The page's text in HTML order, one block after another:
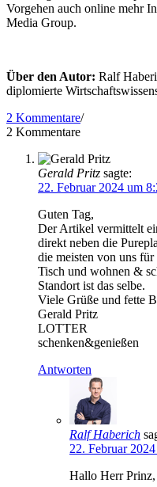
Vorgehen auch online mehr
Media Group.
Über den Autor: Ralf
diplomierte
2 Kommentare/
2 Kommentare
Gerald Pritz sagte:
22. Februar 2024 um
Guten Tag,
Der Artikel vermittelt
direkt neben die
die meisten von uns
Tisch und wohnen &
Standort ist das selbe.
Viele Grüße und fette
Gerald Pritz
LOTTER
schenken&genießen
Antworten
Ralf Haberich
22. Februar
Hallo Herr Prinz,